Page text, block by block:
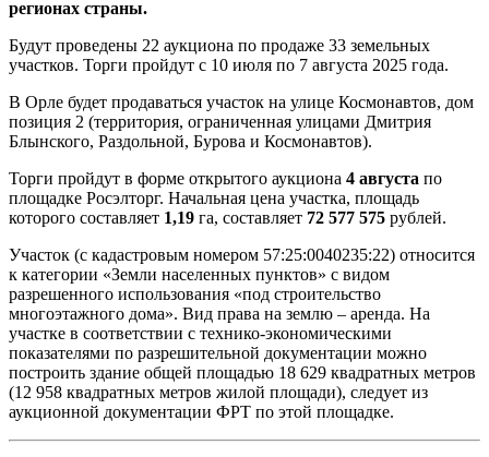
регионах страны.
Будут проведены 22 аукциона по продаже 33 земельных
участков. Торги пройдут с 10 июля по 7 августа 2025 года.
В Орле будет продаваться участок на улице Космонавтов, дом
позиция 2 (территория, ограниченная улицами Дмитрия
Блынского, Раздольной, Бурова и Космонавтов).
Торги пройдут в форме открытого аукциона 4 августа по
площадке Росэлторг. Начальная цена участка, площадь
которого составляет 1,19 га, составляет 72 577 575 рублей.
Участок (с кадастровым номером 57:25:0040235:22) относится
к категории «Земли населенных пунктов» с видом
разрешенного использования «под строительство
многоэтажного дома». Вид права на землю – аренда. На
участке в соответствии с технико-экономическими
показателями по разрешительной документации можно
построить здание общей площадью 18 629 квадратных метров
(12 958 квадратных метров жилой площади), следует из
аукционной документации ФРТ по этой площадке.